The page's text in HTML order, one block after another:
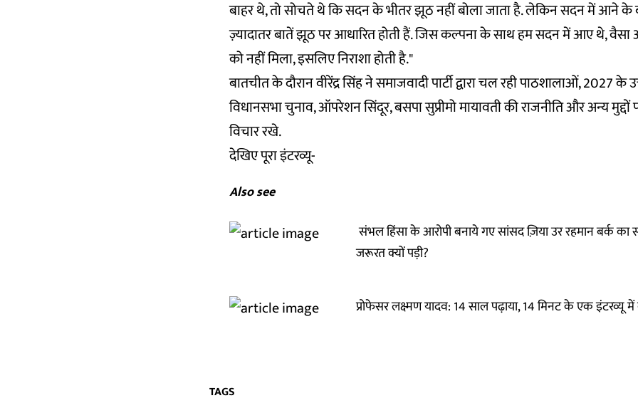
बाहर थे, तो सोचते थे कि सदन के भीतर झूठ नहीं बोला जाता है. लेकिन सदन में आने के
ज़्यादातर बातें झूठ पर आधारित होती हैं. जिस कल्पना के साथ हम सदन में आए थे,
को नहीं मिला, इसलिए निराशा होती है."
बातचीत के दौरान वीरेंद्र सिंह ने समाजवादी पार्टी द्वारा चल रही पाठशालाओं, 2027 के
विधानसभा चुनाव, ऑपरेशन सिंदूर, बसपा सुप्रीमो मायावती की राजनीति और अन्य
विचार रखे.
देखिए पूरा इंटरव्यू-
Also see
संभल हिंसा के आरोपी बनाये गए सांसद ज़िया उर रहमान बर्क का
जरूरत क्यों पड़ी?
प्रोफेसर लक्ष्मण यादव: 14 साल पढ़ाया, 14 मिनट के एक इंटरव्यू में
TAGS